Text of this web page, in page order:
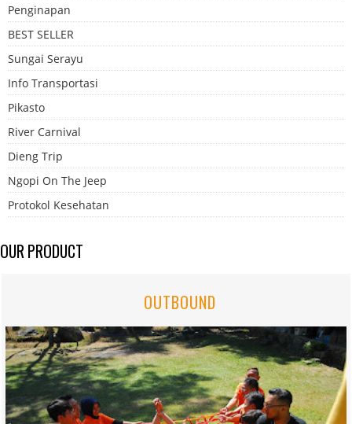
Penginapan
BEST SELLER
Sungai Serayu
Info Transportasi
Pikasto
River Carnival
Dieng Trip
Ngopi On The Jeep
Protokol Kesehatan
OUR PRODUCT
OUTBOUND